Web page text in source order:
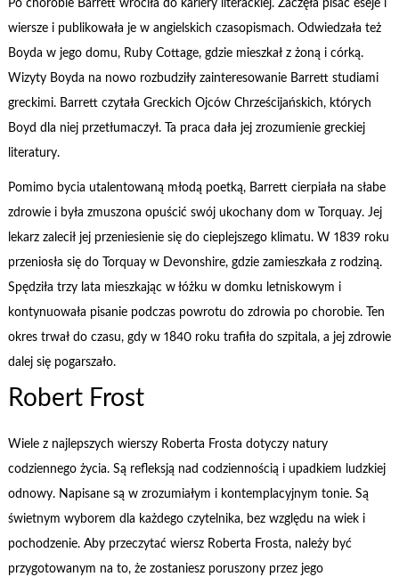
Po chorobie Barrett wróciła do kariery literackiej. Zaczęła pisać eseje i
wiersze i publikowała je w angielskich czasopismach. Odwiedzała też
Boyda w jego domu, Ruby Cottage, gdzie mieszkał z żoną i córką.
Wizyty Boyda na nowo rozbudziły zainteresowanie Barrett studiami
greckimi. Barrett czytała Greckich Ojców Chrześcijańskich, których
Boyd dla niej przetłumaczył. Ta praca dała jej zrozumienie greckiej
literatury.
Pomimo bycia utalentowaną młodą poetką, Barrett cierpiała na słabe
zdrowie i była zmuszona opuścić swój ukochany dom w Torquay. Jej
lekarz zalecił jej przeniesienie się do cieplejszego klimatu. W 1839 roku
przeniosła się do Torquay w Devonshire, gdzie zamieszkała z rodziną.
Spędziła trzy lata mieszkając w łóżku w domku letniskowym i
kontynuowała pisanie podczas powrotu do zdrowia po chorobie. Ten
okres trwał do czasu, gdy w 1840 roku trafiła do szpitala, a jej zdrowie
dalej się pogarszało.
Robert Frost
Wiele z najlepszych wierszy Roberta Frosta dotyczy natury
codziennego życia. Są refleksją nad codziennością i upadkiem ludzkiej
odnowy. Napisane są w zrozumiałym i kontemplacyjnym tonie. Są
świetnym wyborem dla każdego czytelnika, bez względu na wiek i
pochodzenie. Aby przeczytać wiersz Roberta Frosta, należy być
przygotowanym na to, że zostaniesz poruszony przez jego